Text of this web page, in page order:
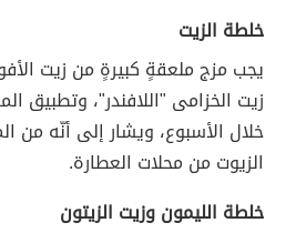
خلطة الزيت
يجب مزج ملعقةٍ كبيرةٍ من زيت
زيت الخزامى "اللافندر"، وتطبيق
خلال الأسبوع، ويشار إلى أنّه
الزيوت من محلات العطارة.
خلطة الليمون وزيت الزيتون